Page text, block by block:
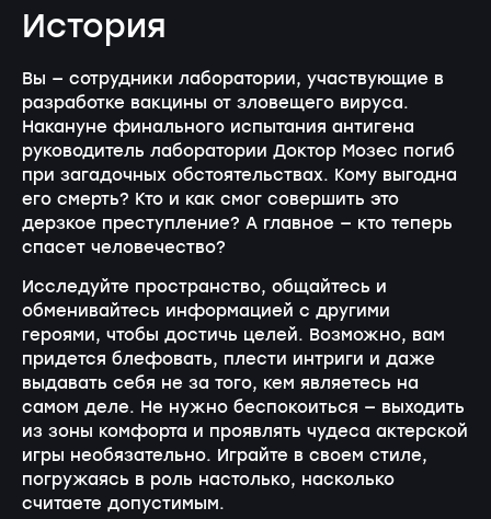
История
Вы — сотрудники лаборатории, участвующие в
разработке вакцины от зловещего вируса.
Накануне финального испытания антигена
руководитель лаборатории Доктор Мозес погиб
при загадочных обстоятельствах. Кому выгодна
его смерть? Кто и как смог совершить это
дерзкое преступление? А главное — кто теперь
спасет человечество?
Исследуйте пространство, общайтесь и
обменивайтесь информацией с другими
героями, чтобы достичь целей. Возможно, вам
придется блефовать, плести интриги и даже
выдавать себя не за того, кем являетесь на
самом деле. Не нужно беспокоиться — выходить
из зоны комфорта и проявлять чудеса актерской
игры необязательно. Играйте в своем стиле,
погружаясь в роль настолько, насколько
считаете допустимым.